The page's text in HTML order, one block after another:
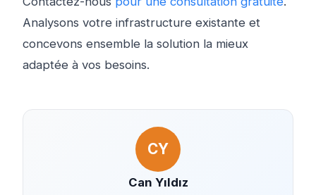
Analysons votre infrastructure existante et
concevons ensemble la solution la mieux
adaptée à vos besoins.
CY
Can Yıldız